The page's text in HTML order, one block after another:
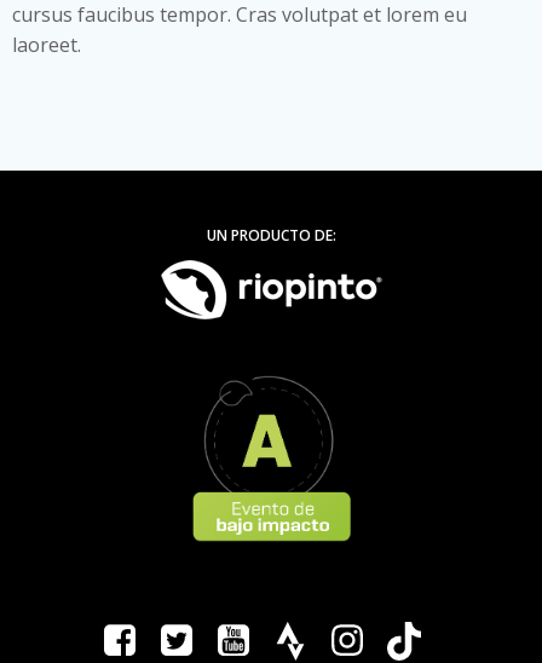
cursus faucibus tempor. Cras volutpat et lorem eu
laoreet.
UN PRODUCTO DE: